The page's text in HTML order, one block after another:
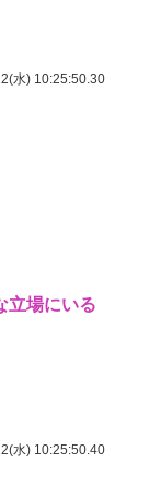
水) 10:25:50.30
立場にいる
水) 10:25:50.40